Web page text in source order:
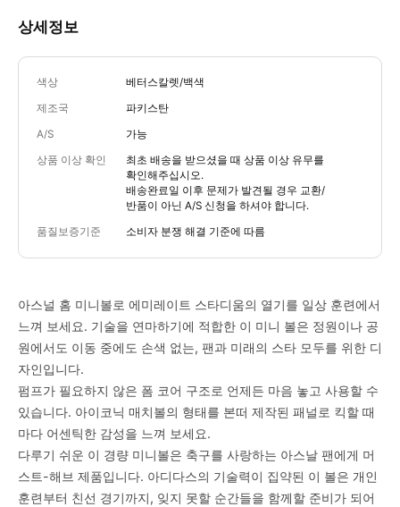
상세정보
색상 베터스칼렛/백색
제조국 파키스탄
A/S 가능
상품 이상 확인
최초 배송을 받으셨을 때 상품 이상 유무를
확인해주십시오.
배송완료일 이후 문제가 발견될 경우 교환/
반품이 아닌 A/S 신청을 하셔야 합니다.
품질보증기준 소비자 분쟁 해결 기준에 따름
아스널 홈 미니볼로 에미레이트 스타디움의 열기를 일상 훈련에서
느껴 보세요. 기술을 연마하기에 적합한 이 미니 볼은 정원이나 공
원에서도 이동 중에도 손색 없는, 팬과 미래의 스타 모두를 위한 디
자인입니다.
펌프가 필요하지 않은 폼 코어 구조로 언제든 마음 놓고 사용할 수
있습니다. 아이코닉 매치볼의 형태를 본떠 제작된 패널로 킥할 때
마다 어센틱한 감성을 느껴 보세요.
다루기 쉬운 이 경량 미니볼은 축구를 사랑하는 아스날 팬에게 머
스트-해브 제품입니다. 아디다스의 기술력이 집약된 이 볼은 개인
훈련부터 친선 경기까지, 잊지 못할 순간들을 함께할 준비가 되어